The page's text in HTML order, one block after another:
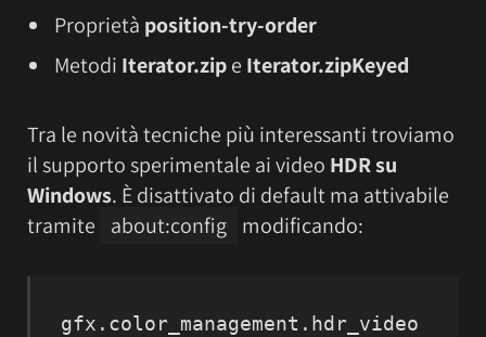
Proprietà position-try-order
Metodi Iterator.zipe Iterator.zipKeyed
Tra le novità tecniche più interessanti troviamo
il supporto sperimentale ai video HDR su
Windows. È disattivato di default ma attivabile
tramite
about:config modificando:
gfx.color_management.hdr_video